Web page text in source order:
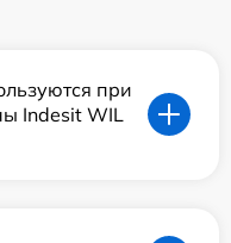
при
Indesit WIL